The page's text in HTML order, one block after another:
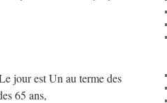
jour est Un au terme des
65 ans,